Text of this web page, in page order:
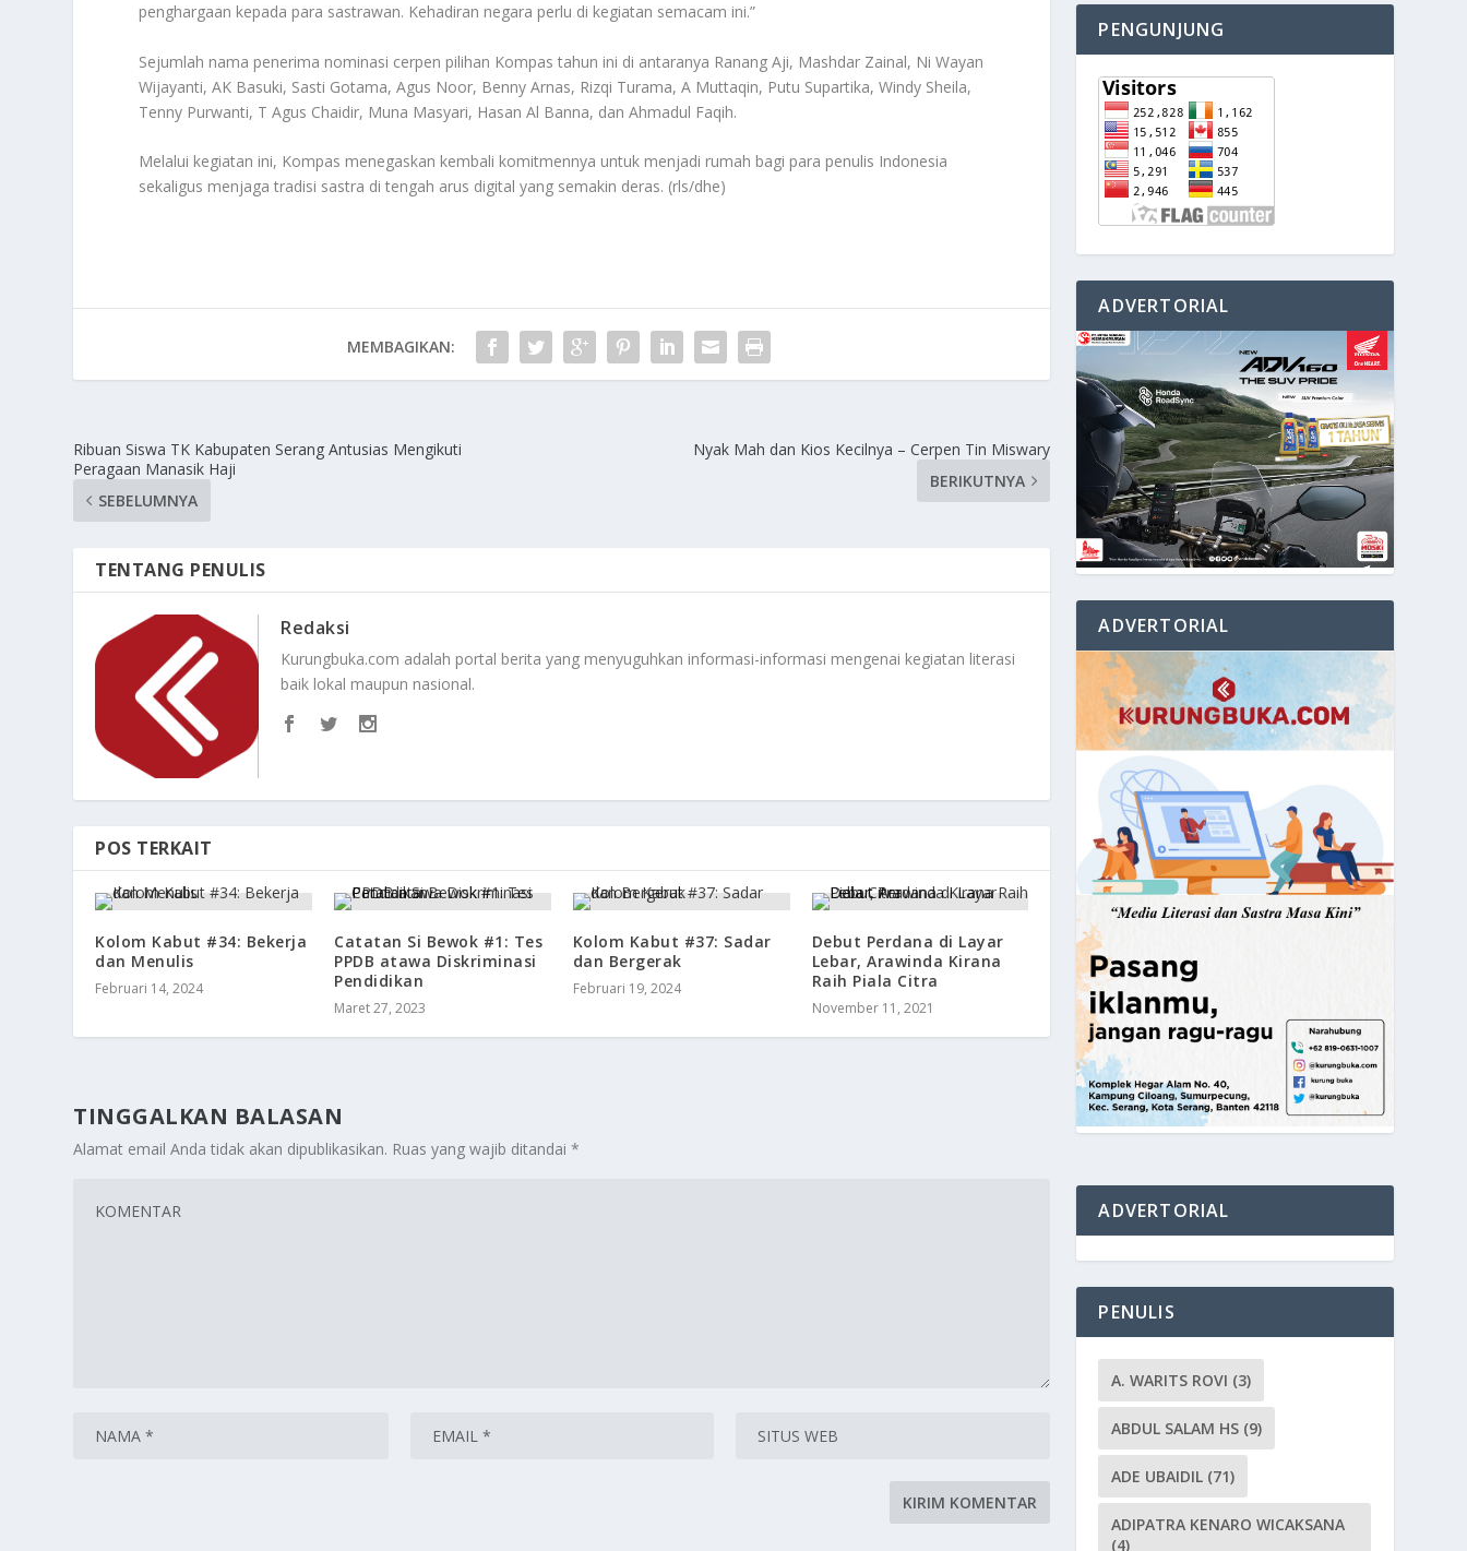
penghargaan kepada para sastrawan. Kehadiran negara perlu di kegiatan semacam ini.”
Sejumlah nama penerima nominasi cerpen pilihan Kompas tahun ini di antaranya Ranang Aji, Mashdar Zainal, Ni Wayan
Wijayanti, AK Basuki, Sasti Gotama, Agus Noor, Benny Arnas, Rizqi Turama, A Muttaqin, Putu Supartika, Windy Sheila,
Tenny Purwanti, T Agus Chaidir, Muna Masyari, Hasan Al Banna, dan Ahmadul Faqih.
Melalui kegiatan ini, Kompas menegaskan kembali komitmennya untuk menjadi rumah bagi para penulis Indonesia
sekaligus menjaga tradisi sastra di tengah arus digital yang semakin deras. (rls/dhe)
MEMBAGIKAN:
Ribuan Siswa TK Kabupaten Serang Antusias Mengikuti
Peragaan Manasik Haji
SEBELUMNYA
Nyak Mah dan Kios Kecilnya – Cerpen Tin Miswary
BERIKUTNYA
TENTANG PENULIS
Redaksi
Kurungbuka.com adalah portal berita yang menyuguhkan informasi-informasi mengenai kegiatan literasi
baik lokal maupun nasional.
POS TERKAIT
Kolom Kabut #34: Bekerja
dan Menulis
Februari 14, 2024
Catatan Si Bewok #1: Tes
PPDB atawa Diskriminasi
Pendidikan
Maret 27, 2023
Kolom Kabut #37: Sadar
dan Bergerak
Februari 19, 2024
Debut Perdana di Layar
Lebar, Arawinda Kirana
Raih Piala Citra
November 11, 2021
TINGGALKAN BALASAN
Alamat email Anda tidak akan dipublikasikan. Ruas yang wajib ditandai*
PENGUNJUNG
ADVERTORIAL
ADVERTORIAL
ADVERTORIAL
PENULIS
A. WARITS ROVI (3)
ABDUL SALAM HS (9)
ADE UBAIDIL (71)
ADIPATRA KENARO WICAKSANA
(4)